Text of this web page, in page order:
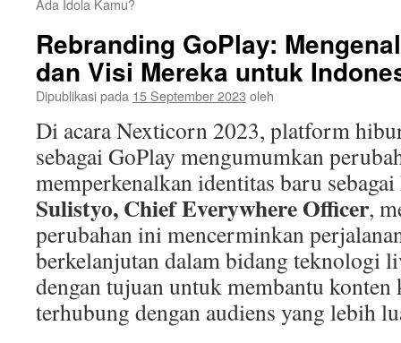
Ada Idola Kamu?
Rebranding GoPlay:
dan Visi Mereka untuk
Dipublikasi pada 15 September 2023 oleh
Di acara Nexticorn 2023, platform
sebagai GoPlay mengumumkan
memperkenalkan identitas baru
Sulistyo, Chief Everywhere Officer,
perubahan ini mencerminkan
berkelanjutan dalam bidang teknologi
dengan tujuan untuk membantu konten
terhubung dengan audiens yang lebih